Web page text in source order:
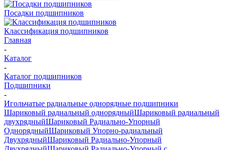
Посадки подшипников
Классификация подшипников
Главная
-
Каталог
-
Каталог подшипников
Подшипники
-
Игольчатые радиальные однорядные подшипники
Шариковый радиальный однорядныйШариковый радиальный
двухрядныйШариковый Радиально-Упорный
ОднорядныйШариковый Упорно-радиальный
ДвухрядныйШариковый Радиально-Упорный